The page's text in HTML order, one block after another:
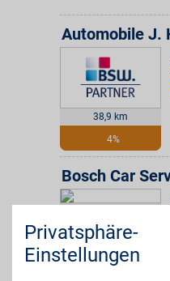
38,9 km
4%
Automobile J.
5%
Bosch Car
Privatsphäre-
Einstellungen